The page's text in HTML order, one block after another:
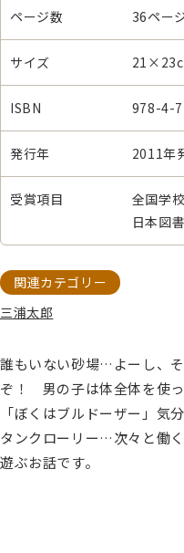
ページ数 36ペー
サイズ
ISBN 978-4-
発行年 2011年
受賞項目
全国学
日本図
関連カテゴリー
三浦太郎
誰もいない砂場…よーし、
ぞ！ 男の子は体全体を使
「ぼくはブルドーザー」気
タンクローリー…次々と働
遊ぶお話です。